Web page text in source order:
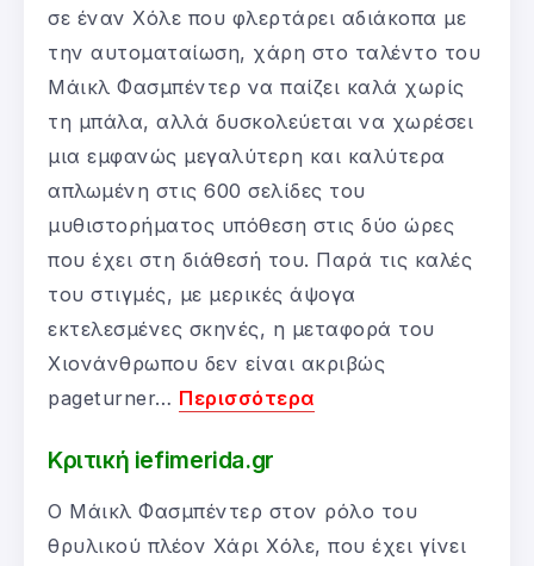
σε έναν Χόλε που φλερτάρει αδιάκοπα με
την αυτοματαίωση, χάρη στο ταλέντο του
Μάικλ Φασμπέντερ να παίζει καλά χωρίς
τη μπάλα, αλλά δυσκολεύεται να χωρέσει
μια εμφανώς μεγαλύτερη και καλύτερα
απλωμένη στις 600 σελίδες του
μυθιστορήματος υπόθεση στις δύο ώρες
που έχει στη διάθεσή του. Παρά τις καλές
του στιγμές, με μερικές άψογα
εκτελεσμένες σκηνές, η μεταφορά του
Χιονάνθρωπου δεν είναι ακριβώς
pageturner… Περισσότερα
Κριτική iefimerida.gr
Ο Μάικλ Φασμπέντερ στον ρόλο του
θρυλικού πλέον Χάρι Χόλε, που έχει γίνει